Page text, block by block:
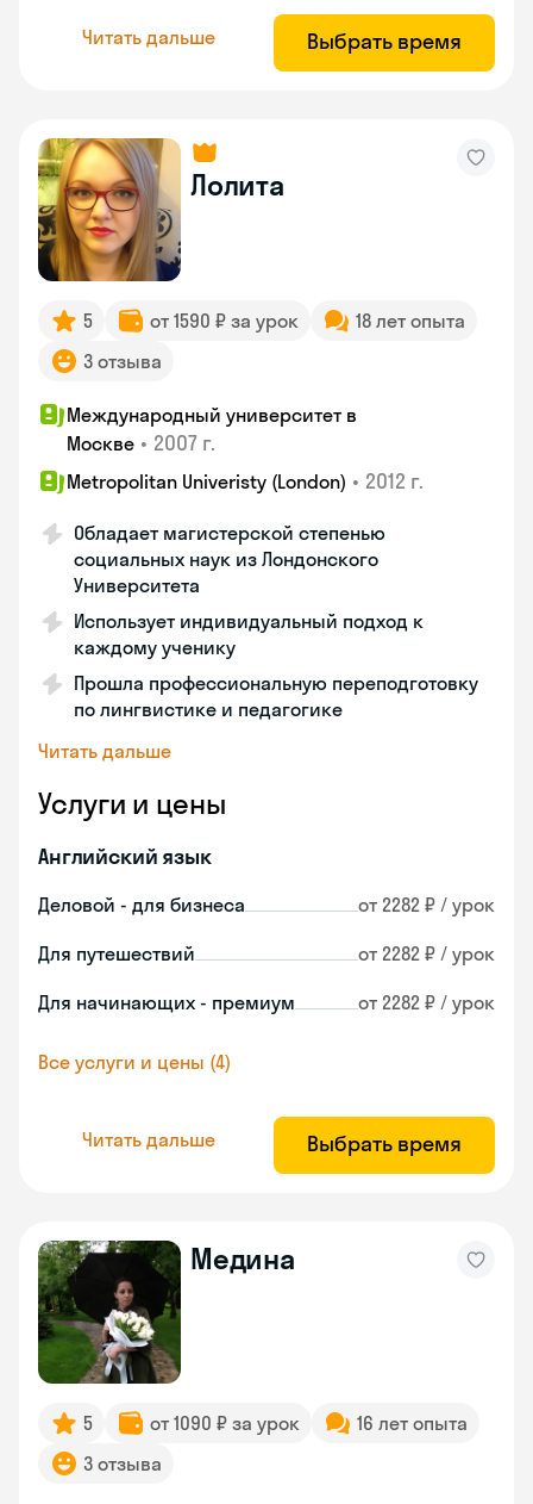
Читать дальше Выбрать время
Лолита
5 от 1590 ₽ за урок
18 лет опыта
3 отзыва
Международный университет в
Москве • 2007 г.
Metropolitan Univeristy (London) • 2012 г.
Обладает магистерской степенью
социальных наук из Лондонского
Университета
Использует индивидуальный подход к
каждому ученику
Прошла профессиональную переподготовку
по лингвистике и педагогике
Читать дальше
Услуги и цены
Английский язык
Деловой - для бизнеса от 2282 ₽ / урок
Для путешествий от 2282 ₽ / урок
Для начинающих - премиум от 2282 ₽ / урок
Все услуги и цены (4)
Читать дальше Выбрать время
Медина
5 от 1090 ₽ за урок
16 лет опыта
3 отзыва